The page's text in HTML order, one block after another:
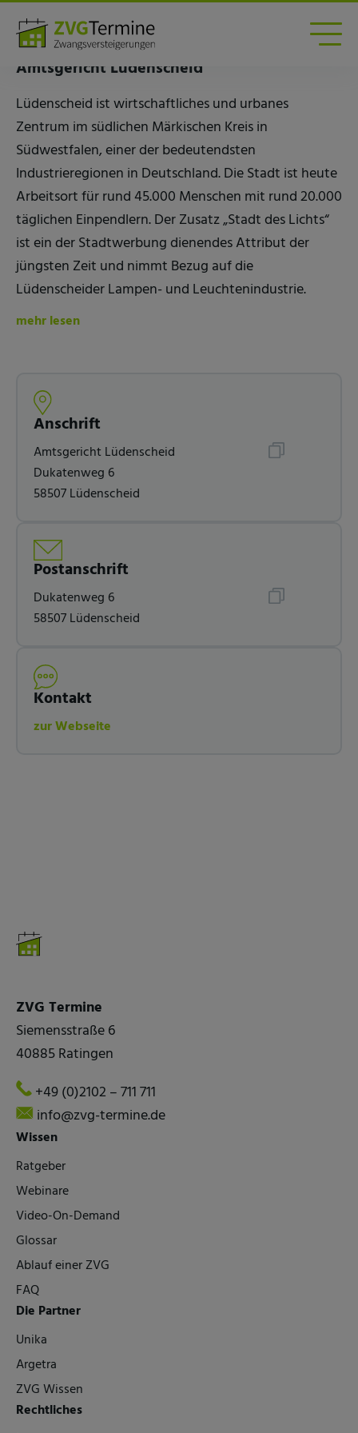
Zwangsversteigerungen am Amtsgericht
Lüdenscheid
Amtsgericht Lüdenscheid
Lüdenscheid ist wirtschaftliches und urbanes
Zentrum im südlichen Märkischen Kreis in
Südwestfalen, einer der bedeutendsten
Industrieregionen in Deutschland. Die Stadt ist heute
Arbeitsort für rund 45.000 Menschen mit rund 20.000
täglichen Einpendlern. Der Zusatz „Stadt des Lichts“
ist ein der Stadtwerbung dienendes Attribut der
jüngsten Zeit und nimmt Bezug auf die
Lüdenscheider Lampen- und Leuchtenindustrie.
mehr lesen
Anschrift
Amtsgericht Lüdenscheid
Dukatenweg 6
58507 Lüdenscheid
Postanschrift
Dukatenweg 6
58507 Lüdenscheid
Kontakt
zur Webseite
ZVG Termine
Siemensstraße 6
40885 Ratingen
+49 (0)2102 – 711 711
info@zvg-termine.de
Wissen
Ratgeber
Webinare
Video-On-Demand
Glossar
Ablauf einer ZVG
FAQ
Die Partner
Unika
Argetra
ZVG Wissen
Rechtliches